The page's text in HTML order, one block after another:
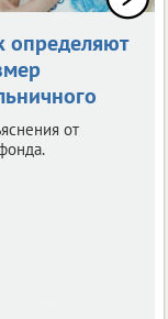
определяют
от